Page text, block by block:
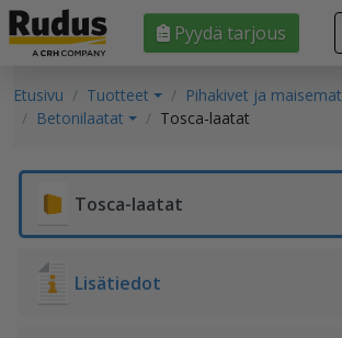
Pyydä tarjous
Etusivu Tuotteet
Pihakivet ja
Betonilaatat
Tosca-laatat
Tosca-laatat
Lisätiedot